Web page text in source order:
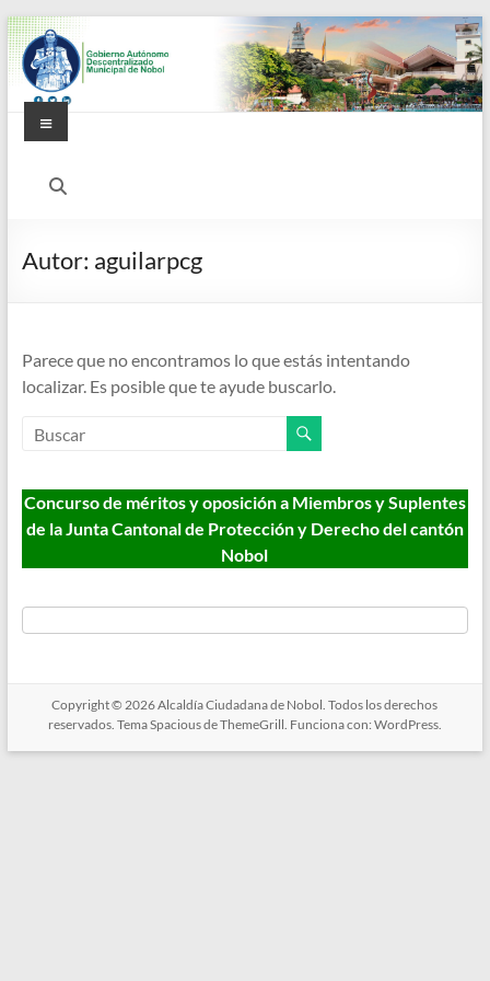
Saltar
al
contenido
Alcaldía
de
Menú
Autor: aguilarpcg
Parece que no encontramos lo que estás intentando
localizar. Es posible que te ayude buscarlo.
Concurso de méritos y oposición a Miembros y Suplentes
de la Junta Cantonal de Protección y Derecho del cantón
Nobol
Copyright © 2026Alcaldía Ciudadana de Nobol . Todos los derechos
reservados. TemaSpaciousde ThemeGrill. Funciona con: WordPress.